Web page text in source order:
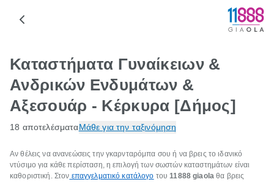
Καταστήματα Γυναίκειων &
Ανδρικών Ενδυμάτων &
Αξεσουάρ - Κέρκυρα [Δήμος]
18 αποτελέσματαΜάθε για την ταξινόμηση
Αν θέλεις να ανανεώσεις την γκαρνταρόμπα σου ή να βρεις το ιδανικό
ντύσιμο για κάθε περίσταση, η επιλογή των σωστών καταστημάτων είναι
καθοριστική. Στον επαγγελματικό κατάλογο του11888giaola θα βρεις